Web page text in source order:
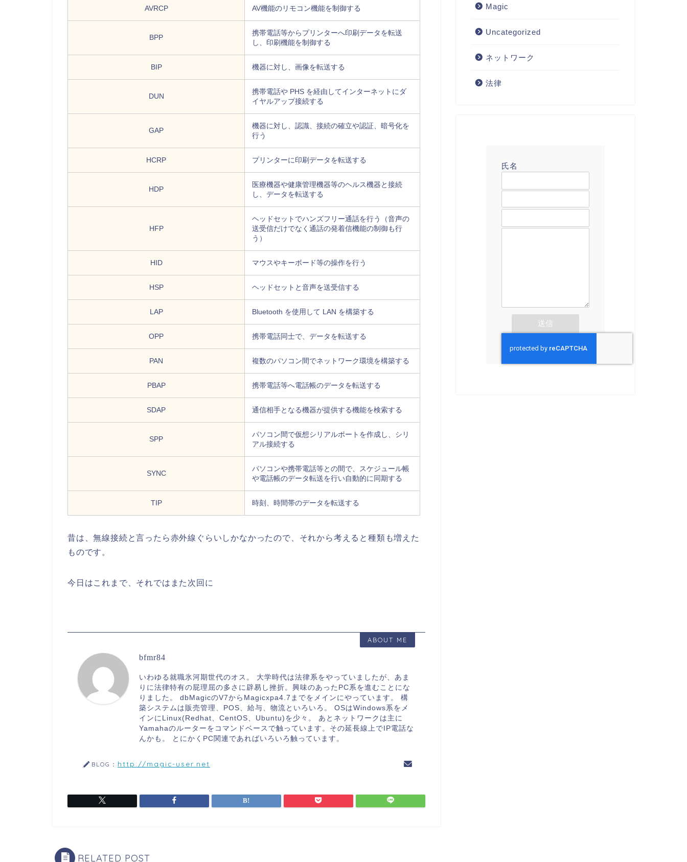
AVRCP AV機能のリモコン機能を制御する
BPP
携帯電話等からプリンターへ印刷データを転送
し、印刷機能を制御する
BIP 機器に対し、画像を転送する
DUN
携帯電話や PHS を経由してインターネットにダ
イヤルアップ接続する
GAP
機器に対し、認識、接続の確立や認証、暗号化を
行う
HCRP プリンターに印刷データを転送する
HDP
医療機器や健康管理機器等のヘルス機器と接続
し、データを転送する
HFP
ヘッドセットでハンズフリー通話を行う（音声の
送受信だけでなく通話の発着信機能の制御も行
う）
HID マウスやキーボード等の操作を行う
HSP ヘッドセットと音声を送受信する
LAP Bluetooth を使用して LAN を構築する
OPP 携帯電話同士で、データを転送する
PAN 複数のパソコン間でネットワーク環境を構築する
PBAP 携帯電話等へ電話帳のデータを転送する
SDAP 通信相手となる機器が提供する機能を検索する
SPP
パソコン間で仮想シリアルポートを作成し、シリ
アル接続する
SYNC
パソコンや携帯電話等との間で、スケジュール帳
や電話帳のデータ転送を行い自動的に同期する
TIP 時刻、時間帯のデータを転送する
昔は、無線接続と言ったら赤外線ぐらいしかなかったので、それから考えると種類も増えた
ものです。
今日はこれまで、それではまた次回に
ABOUT ME
bfmr84
いわゆる就職氷河期世代のオス。 大学時代は法律系をやっていましたが、あま
りに法律特有の屁理屈の多さに辟易し挫折。興味のあったPC系を進むことにな
りました。 dbMagicのV7からMagicxpa4.7までをメインにやっています。 構
築システムは販売管理、POS、給与、物流といろいろ。 OSはWindows系をメ
インにLinux(Redhat、CentOS、Ubuntu)を少々。 あとネットワークは主に
Yamahaのルーターをコマンドベースで触っています。その延長線上でIP電話な
んかも。 とにかくPC関連であればいろいろ触っています。
BLOG： http://magic-user.net
RELATED POST
Magic
Uncategorized
ネットワーク
法律
氏名